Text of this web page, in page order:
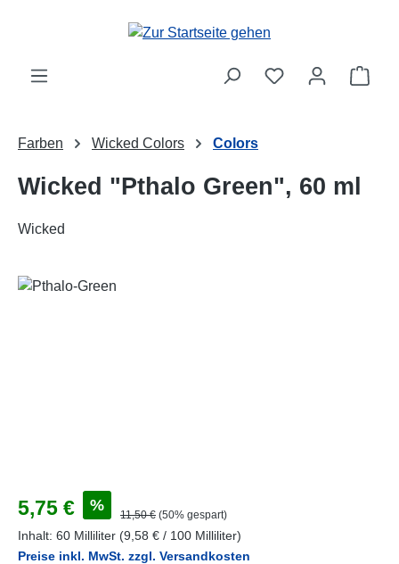
Zum Hauptinhalt springen
Farben Wicked Colors Colors
Wicked "Pthalo Green", 60 ml
Wicked
Bildergalerie überspringen
Verkaufspreis:
5,75 € % Regulärer Preis:
11,50 € (50% gespart)
Inhalt: 60 Milliliter (9,58 € / 100 Milliliter)
Preise inkl. MwSt. zzgl. Versandkosten